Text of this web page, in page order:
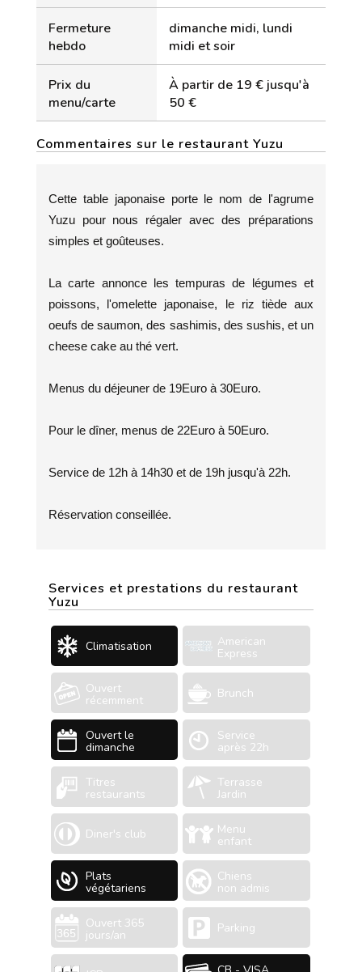
Fermeture
hebdo
dimanche midi, lundi
midi et soir
Prix du
menu/carte
À partir de 19 € jusqu'à
50 €
Commentaires sur le restaurant Yuzu
Cette table japonaise porte le nom de l'agrume
Yuzu pour nous régaler avec des préparations
simples et goûteuses.
La carte annonce les tempuras de légumes et
poissons, l'omelette japonaise, le riz tiède aux
oeufs de saumon, des sashimis, des sushis, et un
cheese cake au thé vert.
Menus du déjeuner de 19Euro à 30Euro.
Pour le dîner, menus de 22Euro à 50Euro.
Service de 12h à 14h30 et de 19h jusqu'à 22h.
Réservation conseillée.
Services et prestations du restaurant
Yuzu
Climatisation American
Express
Ouvert
récemment Brunch
Ouvert le
dimanche
Service
après 22h
Titres
restaurants
Terrasse
Jardin
Diner's club Menu
enfant
Plats
végétariens
Chiens
non admis
Ouvert 365
jours/an Parking